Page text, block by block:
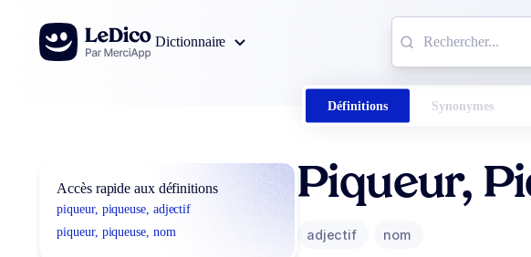
Aller au contenu
Dictionnaire
Définitions Synonymes
Accès rapide aux définitions
piqueur, piqueuse, adjectif
piqueur, piqueuse, nom
Piqueur,
adjectif nom